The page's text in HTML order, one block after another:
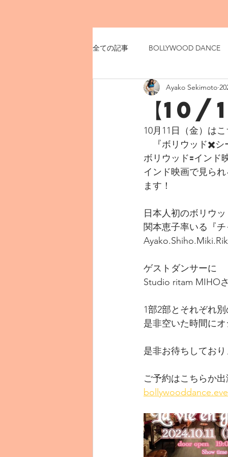
全ての記事 BOLLYWOOD DANCE
【10/
Ayako Sekimoto
10月11日（金）は
『ボリウッド✖️シ
ボリウッド🟰インド
インド映画で見ら
ます！
日本人初のボリウ
関本恵子率いる『
ゲストダンサーに
Studio ritam MIHO
1部2部とそれぞれ
是非空いた時間に
是非お待ちしてお
ご予約はこちらか